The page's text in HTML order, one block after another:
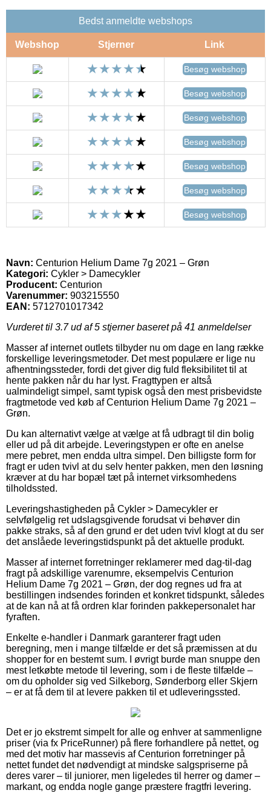
Bedst anmeldte webshops
Webshop Stjerner Link
Besøg webshop
Besøg webshop
Besøg webshop
Besøg webshop
Besøg webshop
Besøg webshop
Besøg webshop
Navn: Centurion Helium Dame 7g 2021 – Grøn
Kategori: Cykler > Damecykler
Producent: Centurion
Varenummer: 903215550
EAN: 5712701017342
Vurderet til 3.7 ud af 5 stjerner baseret på 41 anmeldelser
Masser af internet outlets tilbyder nu om dage en lang række
forskellige leveringsmetoder. Det mest populære er lige nu
afhentningssteder, fordi det giver dig fuld fleksibilitet til at
hente pakken når du har lyst. Fragttypen er altså
ualmindeligt simpel, samt typisk også den mest prisbevidste
fragtmetode ved køb af Centurion Helium Dame 7g 2021 –
Grøn.
Du kan alternativt vælge at vælge at få udbragt til din bolig
eller ud på dit arbejde. Leveringstypen er ofte en anelse
mere pebret, men endda ultra simpel. Den billigste form for
fragt er uden tvivl at du selv henter pakken, men den løsning
kræver at du har bopæl tæt på internet virksomhedens
tilholdssted.
Leveringshastigheden på Cykler > Damecykler er
selvfølgelig ret udslagsgivende forudsat vi behøver din
pakke straks, så af den grund er det uden tvivl klogt at du ser
det anslåede leveringstidspunkt på det aktuelle produkt.
Masser af internet forretninger reklamerer med dag-til-dag
fragt på adskillige varenumre, eksempelvis Centurion
Helium Dame 7g 2021 – Grøn, der dog regnes ud fra at
bestillingen indsendes forinden et konkret tidspunkt, således
at de kan nå at få ordren klar forinden pakkepersonalet har
fyraften.
Enkelte e-handler i Danmark garanterer fragt uden
beregning, men i mange tilfælde er det så præmissen at du
shopper for en bestemt sum. I øvrigt burde man snuppe den
mest letkøbte metode til levering, som i de fleste tilfælde –
om du opholder sig ved Silkeborg, Sønderborg eller Skjern
– er at få dem til at levere pakken til et udleveringssted.
Det er jo ekstremt simpelt for alle og enhver at sammenligne
priser (via fx PriceRunner) på flere forhandlere på nettet, og
med det motiv har massevis af Centurion forretninger på
nettet fundet det nødvendigt at mindske salgspriserne på
deres varer – til juniorer, men ligeledes til herrer og damer –
markant, og endda nogle gange præstere fragtfri levering.